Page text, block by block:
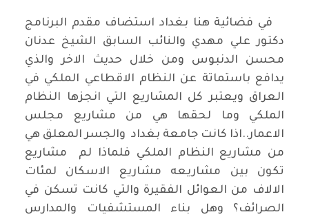
في فضائية هنا بغداد استضاف مقدم البرنامج
دكتور علي مهدي والنائب السابق الشيخ عدنان
محسن الدنبوس ومن خلال حديث الاخر والذي
يدافع باستماتة عن النظام الاقطاعي الملكي في
العراق ويعتبر كل المشاريع التي انجزها النظام
الملكي وما لحقها هي من مشاريع مجلس
الاعمار..اذا كانت جامعة بغداد والجسر المعلق هي
من مشاريع النظام الملكي فلماذا لم مشاريع
تكون بين مشاريعه مشاريع الاسكان لمئات
الالاف من العوائل الفقيرة والتي كانت تسكن في
الصرائف؟ وهل بناء المستشفيات والمدارس